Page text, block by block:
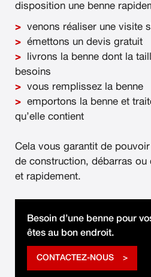
disposition une benne
venons réaliser une visite
émettons un devis gratuit
livrons la benne dont la
besoins
vous remplissez la benne
emportons la benne et
qu’elle contient
Cela vous garantit de
de construction, débarras ou
et rapidement.
Besoin d’une benne pour
êtes au bon endroit.
CONTACTEZ-NOUS